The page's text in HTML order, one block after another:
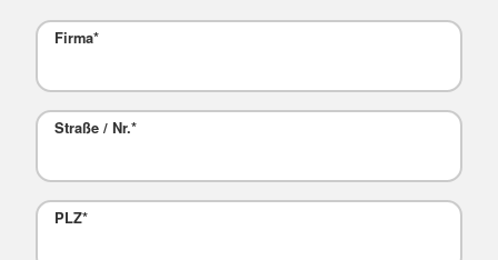
Firma*
Straße / Nr.*
PLZ*